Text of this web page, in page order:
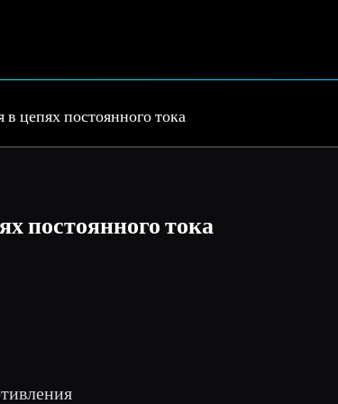
в цепях постоянного тока
постоянного тока